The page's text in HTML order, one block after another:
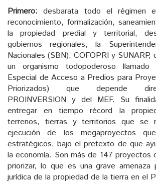
Primero: desbarata todo el régimen
reconocimiento, formalización,
la propiedad predial y territorial,
gobiernos regionales, la
Nacionales (SBN), COFOPRI y SUNARP,
un organismo todopoderoso
Especial de Acceso a Predios para
Priorizados) que depende
PROINVERSION y del MEF. Su
entregar en tiempo récord la
terrenos, tierras y territorios que se
ejecución de los megaproyectos
estratégicos, bajo el pretexto de que
la economía. Son más de 147 proyectos
priorizar, lo que es una grave amenaza
jurídica de la propiedad de la tierra en el